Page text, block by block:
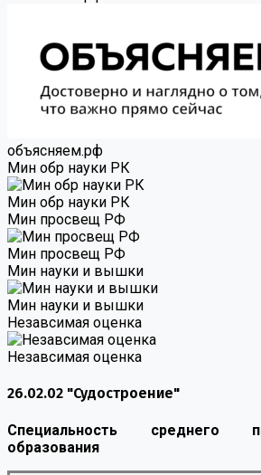
объясняем.рф
Мин обр науки РК
Мин обр науки РК
Мин просвещ РФ
Мин просвещ РФ
Мин науки и вышки
Мин науки и вышки
Незавсимая оценка
Незавсимая оценка
26.02.02 "Судостроение"
Специальность среднего
образования